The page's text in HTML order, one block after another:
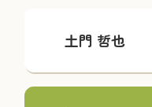
土門 哲也